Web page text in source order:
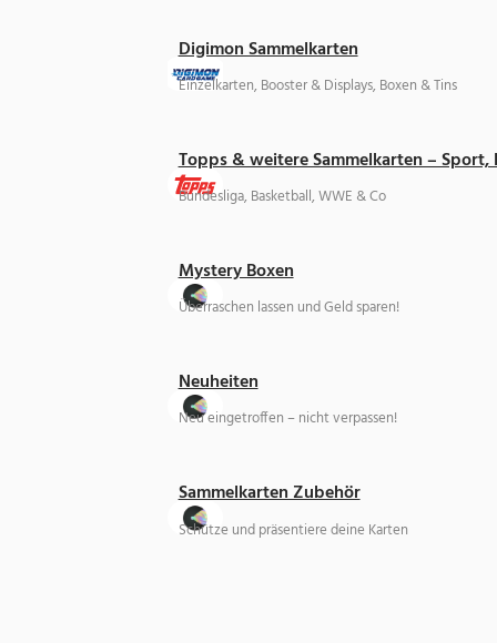
Digimon Sammelkarten
Einzelkarten, Booster & Displays, Boxen & Tins
Topps & weitere Sammelkarten –
Bundesliga, Basketball, WWE & Co
Mystery Boxen
Überraschen lassen und Geld sparen!
Neuheiten
Neu eingetroffen – nicht verpassen!
Sammelkarten Zubehör
Schütze und präsentiere deine Karten